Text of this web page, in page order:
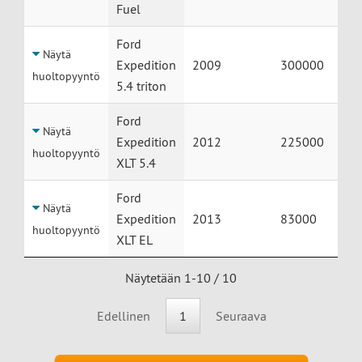
Fuel
Näytä
huoltopyyntö
Ford
Expedition
5.4 triton
2009 300000
Näytä
huoltopyyntö
Ford
Expedition
XLT 5.4
2012 225000
Näytä
huoltopyyntö
Ford
Expedition
XLT EL
2013 83000
Näytetään 1-10 / 10
Edellinen 1 Seuraava